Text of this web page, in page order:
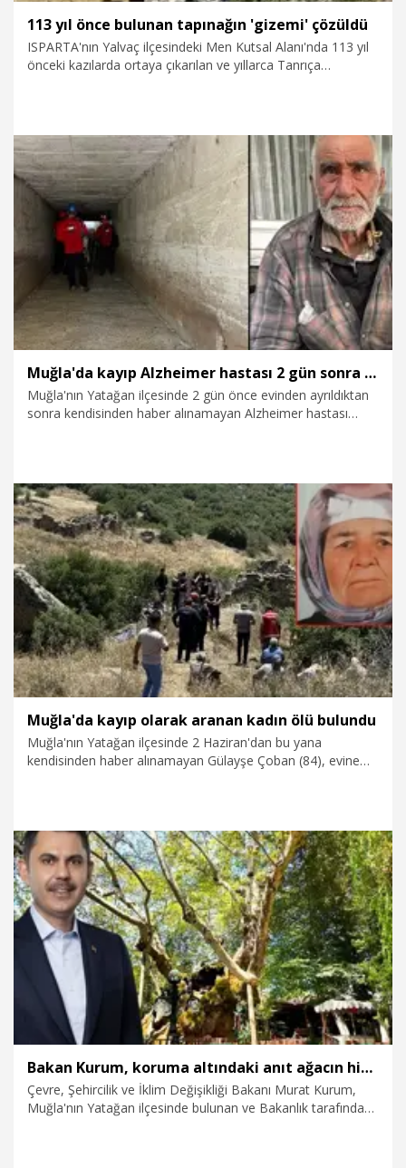
113 yıl önce bulunan tapınağın 'gizemi' çözüldü
ISPARTA'nın Yalvaç ilçesindeki Men Kutsal Alanı'nda 113 yıl
önceki kazılarda ortaya çıkarılan ve yıllarca Tanrıça
Prof. Dr. Mehmet Özhanlı, ikinci tapınak olarak belgeledikleri
Yalvaç'taki yapının ziyaretçi açısından bölgeye önemli katkı
sağlayacağını söyledi.
30.06.2026 Video
Muğla'da kayıp Alzheimer hastası 2 gün sonra bulundu
Muğla'nın Yatağan ilçesinde 2 gün önce evinden ayrıldıktan
sonra kendisinden haber alınamayan Alzheimer hastası
18.06.2026 Foto Galeri
Muğla'da kayıp olarak aranan kadın ölü bulundu
Muğla'nın Yatağan ilçesinde 2 Haziran'dan bu yana
kendisinden haber alınamayan Gülayşe Çoban (84), evine
6.06.2026 Gündem
Bakan Kurum, koruma altındaki anıt ağacın hikayesini paylaştı
Çevre, Şehircilik ve İklim Değişikliği Bakanı Murat Kurum,
Muğla'nın Yatağan ilçesinde bulunan ve Bakanlık tarafından